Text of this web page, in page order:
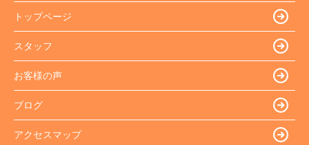
トップページ
スタッフ
お客様の声
ブログ
アクセスマップ